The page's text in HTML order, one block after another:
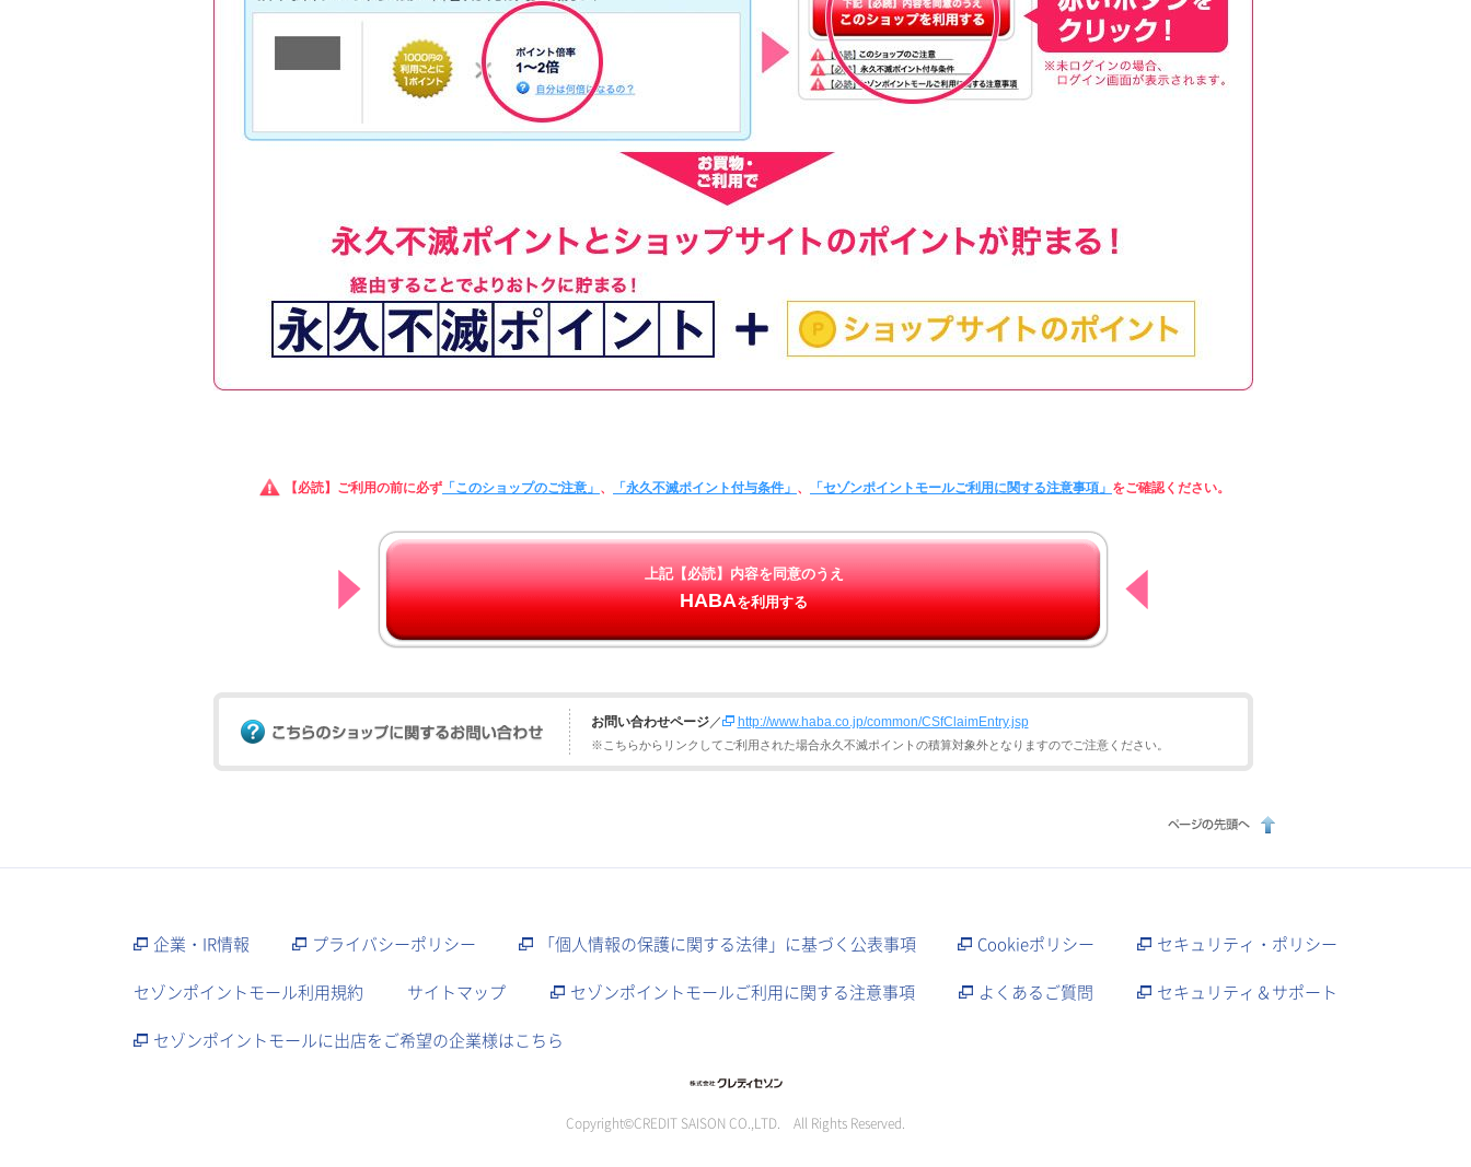
【必読】ご利用の前に必ず 「このショップのご注意」 、 「永久不滅ポイント付与条件」 、 「セゾンポイントモールご利用に関する注意事項」 をご確認ください。
上記【必読】内容を同意のうえ
HABAを利用する
お問い合わせページ／ http://www.haba.co.jp/common/CSfClaimEntry.jsp
※こちらからリンクしてご利用された場合永久不滅ポイントの積算対象外となりますのでご注意ください。
企業・IR情報 プライバシーポリシー 「個人情報の保護に関する法律」に基づく公表事項 Cookieポリシー
セキュリティ・ポリシー
セゾンポイントモール利用規約
サイトマップ セゾンポイントモールご利用に関する注意事項 よくあるご質問
セキュリティ＆サポート
セゾンポイントモールに出店をご希望の企業様はこちら
Copyright©CREDIT SAISON CO.,LTD. All Rights Reserved.